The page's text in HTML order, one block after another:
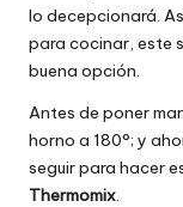
lo decepcionará.
para cocinar, este
buena opción.
Antes de poner
horno a 180°; y
seguir para hacer
Thermomix